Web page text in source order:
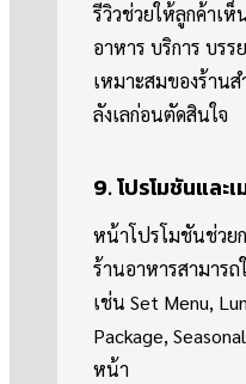
รีวิวช่วยให้ลูกค้าเ
อาหาร บริการ บรร
เหมาะสมของร้าน
ลังเลก่อนตัดสินใจ
9. โปรโมชันและ
หน้าโปรโมชันช่วย
ร้านอาหารสามาร
เช่น Set Menu,
Package,
หน้า